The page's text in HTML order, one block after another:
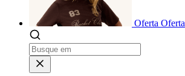
Oferta Oferta